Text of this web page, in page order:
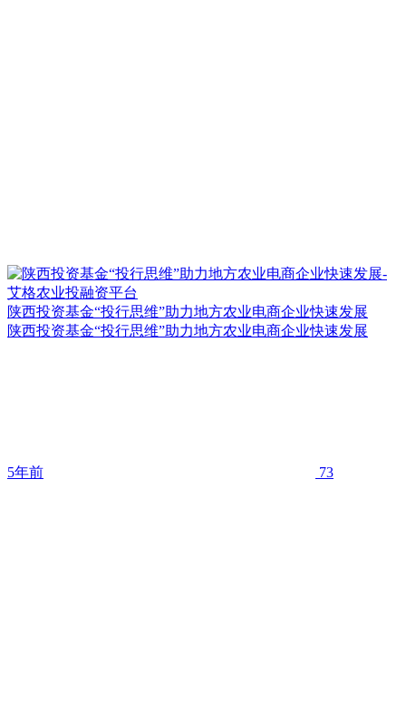
陕西投资基金“投行思维”助力地方农业电商企业快速发展
陕西投资基金“投行思维”助力地方农业电商企业快速发展
5年前 73